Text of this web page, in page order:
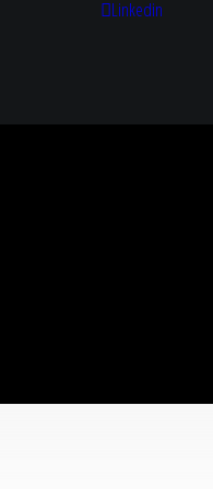
Linkedin